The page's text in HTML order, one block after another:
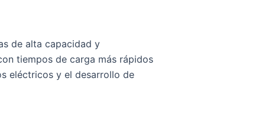
de alta capacidad y
tiempos de carga más rápidos
eléctricos y el desarrollo de